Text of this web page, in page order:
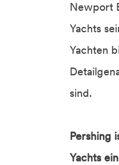
Newport
Yachts
Yachten
sind.
Pershing
Yachts